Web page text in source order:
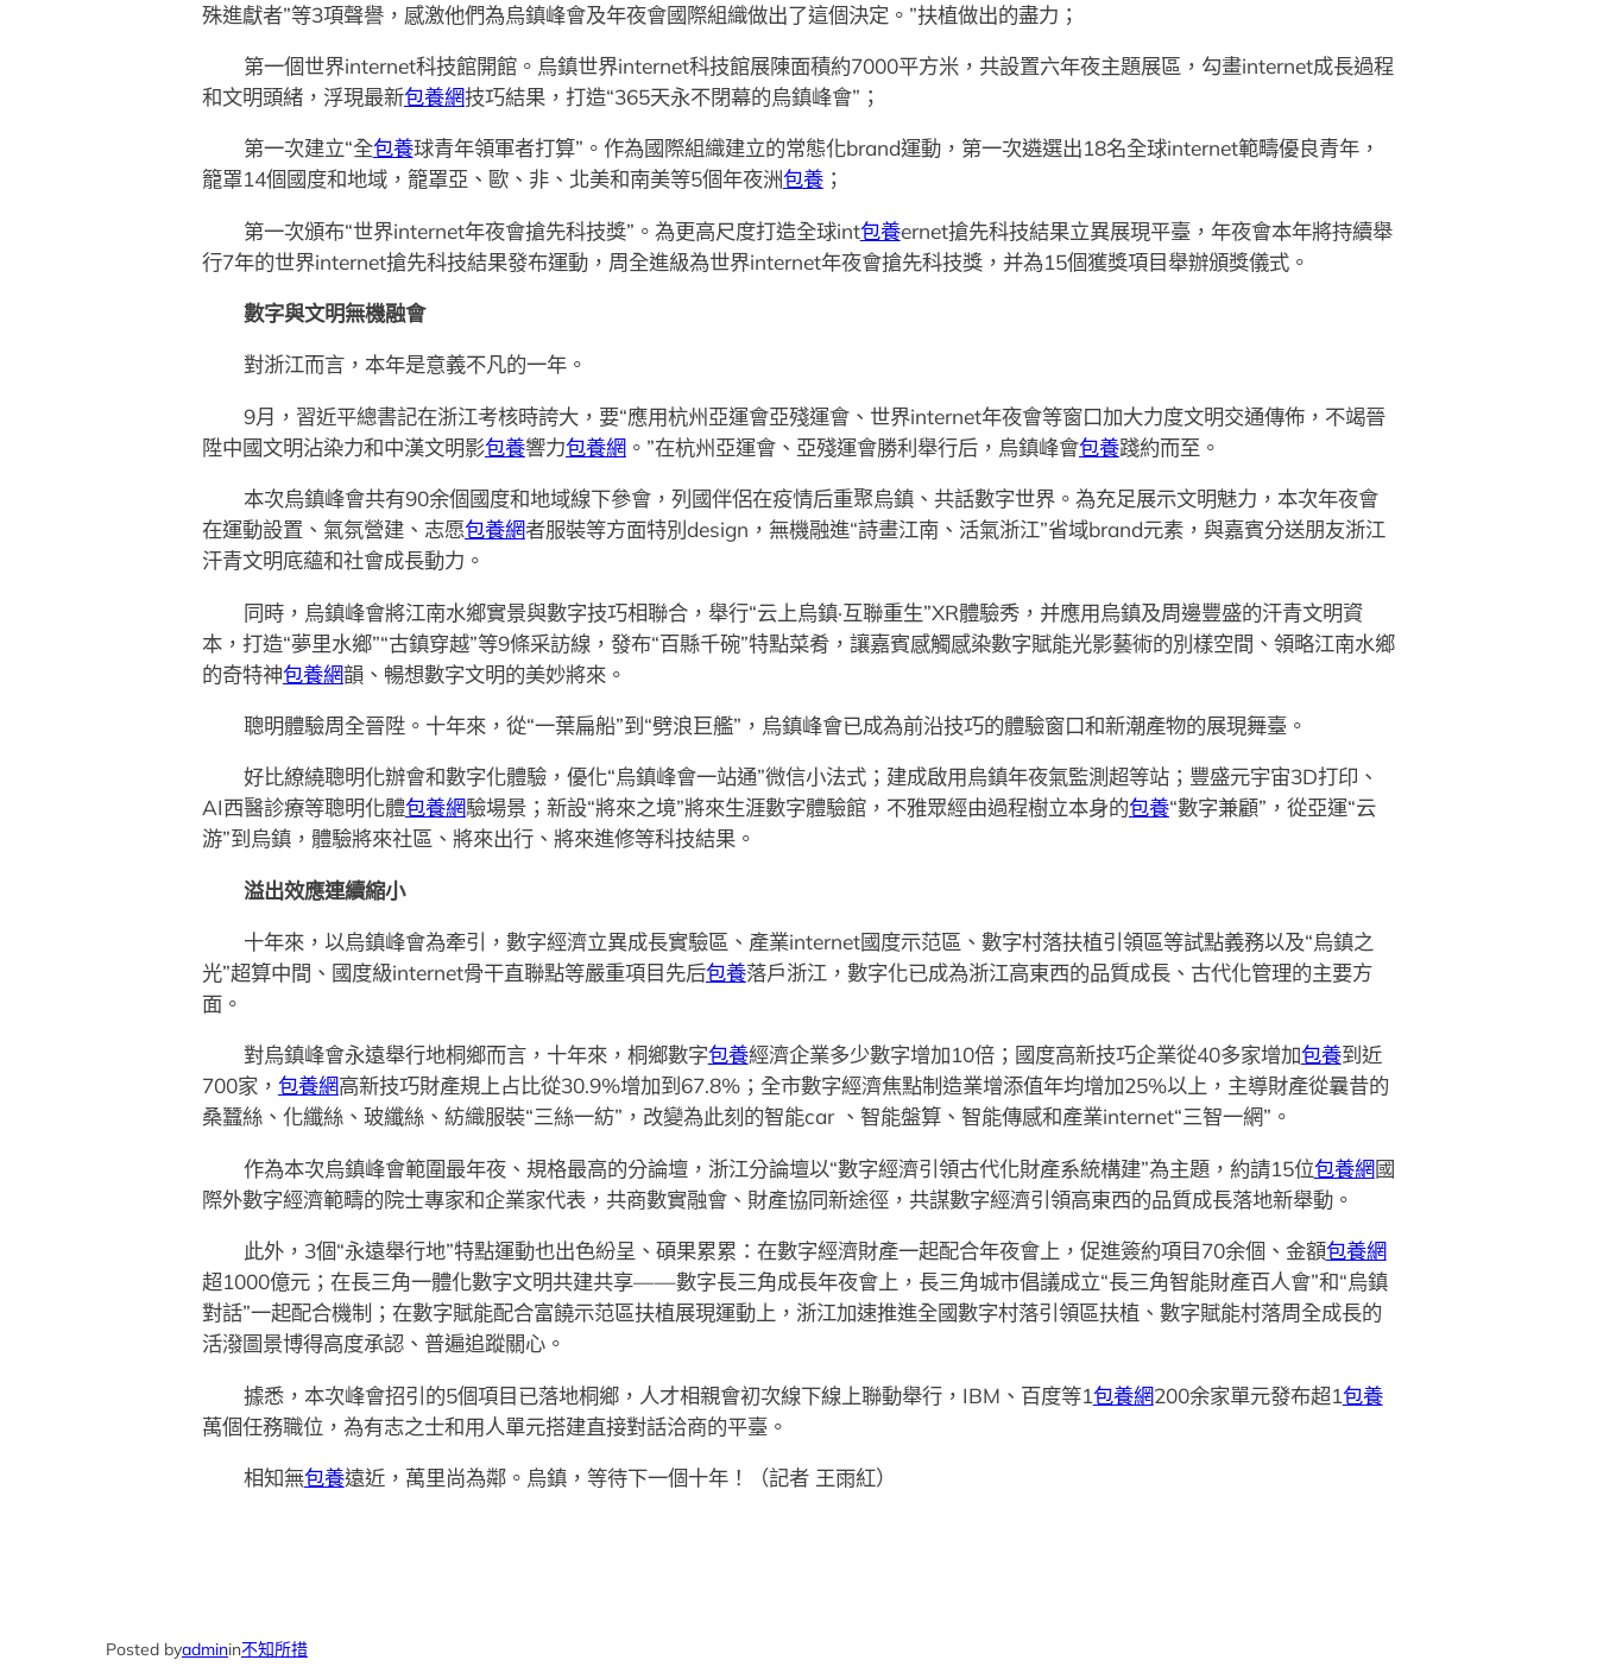
殊進獻者”等3項聲譽，感激他們為烏鎮峰會及年夜會國際組織做出了這個決定。”扶植做出的盡力；
第一個世界internet科技館開館。烏鎮世界internet科技館展陳面積約7000平方米，共設置六年夜主題展區，勾畫internet成長過程
和文明頭緒，浮現最新包養網技巧結果，打造“365天永不閉幕的烏鎮峰會”；
第一次建立“全包養球青年領軍者打算”。作為國際組織建立的常態化brand運動，第一次遴選出18名全球internet範疇優良青年，
籠罩14個國度和地域，籠罩亞、歐、非、北美和南美等5個年夜洲包養；
第一次頒布“世界internet年夜會搶先科技獎”。為更高尺度打造全球int包養ernet搶先科技結果立異展現平臺，年夜會本年將持續舉
行7年的世界internet搶先科技結果發布運動，周全進級為世界internet年夜會搶先科技獎，并為15個獲獎項目舉辦頒獎儀式。
數字與文明無機融會
對浙江而言，本年是意義不凡的一年。
9月，習近平總書記在浙江考核時誇大，要“應用杭州亞運會亞殘運會、世界internet年夜會等窗口加大力度文明交通傳佈，不竭晉
陞中國文明沾染力和中漢文明影包養響力包養網。”在杭州亞運會、亞殘運會勝利舉行后，烏鎮峰會包養踐約而至。
本次烏鎮峰會共有90余個國度和地域線下參會，列國伴侶在疫情后重聚烏鎮、共話數字世界。為充足展示文明魅力，本次年夜會
在運動設置、氣氛營建、志愿包養網者服裝等方面特別design，無機融進“詩畫江南、活氣浙江”省域brand元素，與嘉賓分送朋友浙江
汗青文明底蘊和社會成長動力。
同時，烏鎮峰會將江南水鄉實景與數字技巧相聯合，舉行“云上烏鎮·互聯重生”XR體驗秀，并應用烏鎮及周邊豐盛的汗青文明資
本，打造“夢里水鄉”“古鎮穿越”等9條采訪線，發布“百縣千碗”特點菜肴，讓嘉賓感觸感染數字賦能光影藝術的別樣空間、領略江南水鄉
的奇特神包養網韻、暢想數字文明的美妙將來。
聰明體驗周全晉陞。十年來，從“一葉扁船”到“劈浪巨艦”，烏鎮峰會已成為前沿技巧的體驗窗口和新潮產物的展現舞臺。
好比繚繞聰明化辦會和數字化體驗，優化“烏鎮峰會一站通”微信小法式；建成啟用烏鎮年夜氣監測超等站；豐盛元宇宙3D打印、
AI西醫診療等聰明化體包養網驗場景；新設“將來之境”將來生涯數字體驗館，不雅眾經由過程樹立本身的包養“數字兼顧”，從亞運“云
游”到烏鎮，體驗將來社區、將來出行、將來進修等科技結果。
溢出效應連續縮小
十年來，以烏鎮峰會為牽引，數字經濟立異成長實驗區、產業internet國度示范區、數字村落扶植引領區等試點義務以及“烏鎮之
光”超算中間、國度級internet骨干直聯點等嚴重項目先后包養落戶浙江，數字化已成為浙江高東西的品質成長、古代化管理的主要方
面。
對烏鎮峰會永遠舉行地桐鄉而言，十年來，桐鄉數字包養經濟企業多少數字增加10倍；國度高新技巧企業從40多家增加包養到近
700家， 包養網高新技巧財產規上占比從30.9%增加到67.8%；全市數字經濟焦點制造業增添值年均增加25%以上，主導財產從曩昔的
桑蠶絲、化纖絲、玻纖絲、紡織服裝“三絲一紡”，改變為此刻的智能car 、智能盤算、智能傳感和產業internet“三智一網”。
作為本次烏鎮峰會範圍最年夜、規格最高的分論壇，浙江分論壇以“數字經濟引領古代化財產系統構建”為主題，約請15位包養網國
際外數字經濟範疇的院士專家和企業家代表，共商數實融會、財產協同新途徑，共謀數字經濟引領高東西的品質成長落地新舉動。
此外，3個“永遠舉行地”特點運動也出色紛呈、碩果累累：在數字經濟財產一起配合年夜會上，促進簽約項目70余個、金額包養網
超1000億元；在長三角一體化數字文明共建共享——數字長三角成長年夜會上，長三角城市倡議成立“長三角智能財產百人會”和“烏鎮
對話”一起配合機制；在數字賦能配合富饒示范區扶植展現運動上，浙江加速推進全國數字村落引領區扶植、數字賦能村落周全成長的
活潑圖景博得高度承認、普遍追蹤關心。
據悉，本次峰會招引的5個項目已落地桐鄉，人才相親會初次線下線上聯動舉行，IBM、百度等1包養網200余家單元發布超1包養
萬個任務職位，為有志之士和用人單元搭建直接對話洽商的平臺。
相知無包養遠近，萬里尚為鄰。烏鎮，等待下一個十年！（記者 王雨紅）
Posted byadminin不知所措